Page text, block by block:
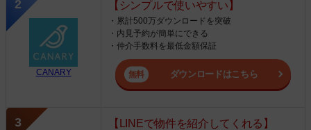
CANARY
【シンプルで使いやすい】
・累計500万ダウンロードを突破
・内見予約が簡単にできる
・仲介手数料を最低金額保証
ダウンロードはこちら
【LINEで物件を紹介してくれる】